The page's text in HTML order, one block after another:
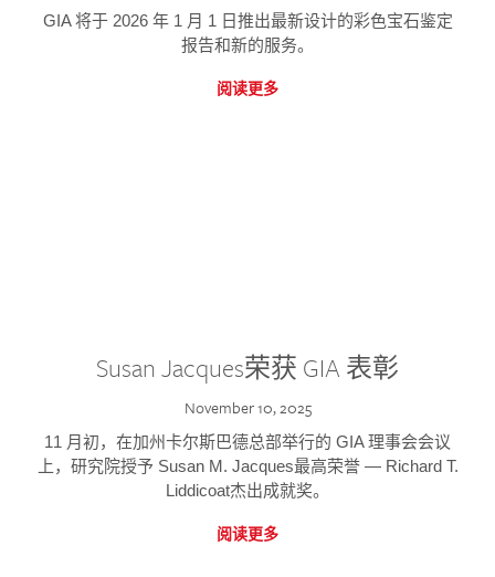
GIA 将于 2026 年 1 月 1 日推出最新设计的彩色宝石鉴定
报告和新的服务。
阅读更多
Susan Jacques荣获 GIA 表彰
November 10, 2025
11 月初，在加州卡尔斯巴德总部举行的 GIA 理事会会议
上，研究院授予 Susan M. Jacques最高荣誉 — Richard T.
Liddicoat杰出成就奖。
阅读更多